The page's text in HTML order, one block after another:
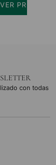
VER
con todas